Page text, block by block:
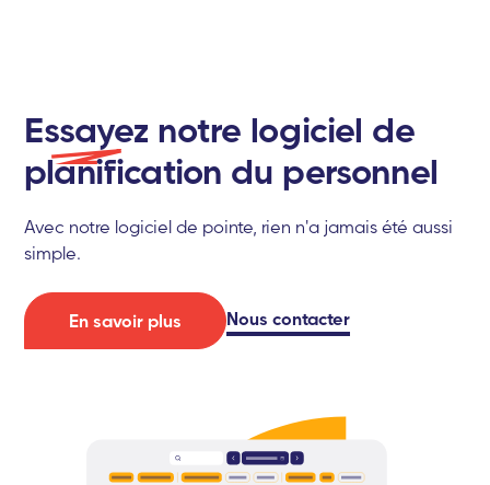
Essayez notre logiciel de
planification du personnel
Avec notre logiciel de pointe, rien n'a jamais été aussi
simple.
En savoir plus Nous contacter